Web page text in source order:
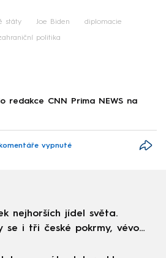
státy Joe Biden diplomacie
politika
redakce CNN Prima NEWS na
vypnuté
nejhorších jídel světa.
se i tři české pokrmy, vévodí